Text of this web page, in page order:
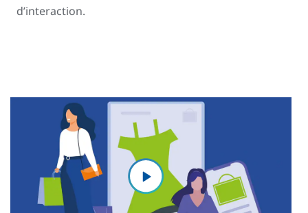
d’interaction.